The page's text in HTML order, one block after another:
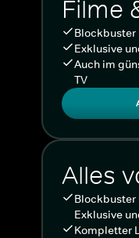
Filme
Blockbuster
Exklusive
Auch im
TV
Alles
Blockbuster
Exklusive
Kompletter